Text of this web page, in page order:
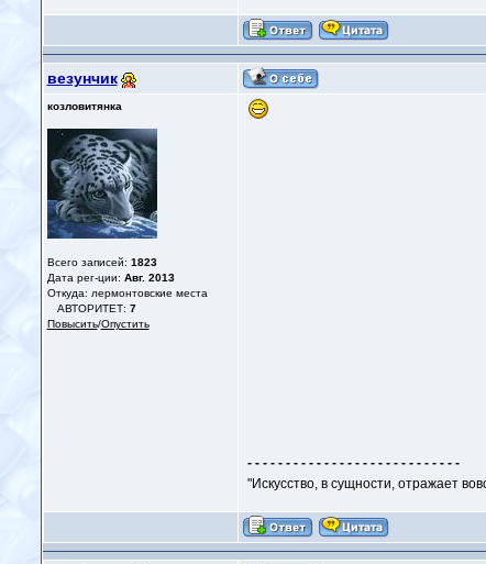
везунчик
козловитянка
Всего записей: 1823
Дата рег-ции: Авг. 2013
Откуда: лермонтовские места
АВТОРИТЕТ: 7
Повысить/Опустить
- - - - - - - - - - - - - - - - - - - - - - - - - - - -
"Искусство, в сущности, отражает